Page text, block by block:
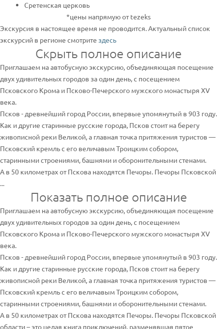
Сретенская церковь
*цены напрямую от tezeks
Экскурсия в настоящее время не проводится. Актуальный список
экскурсий в регионе смотрите здесь
Скрыть полное описание
Приглашаем на автобусную экскурсию, объединяющая посещение
двух удивительных городов за один день, с посещением
Псковского Крома и Псково-Печерского мужского монастыря XV
века.
Псков - древнейший город России, впервые упомянутый в 903 году.
Как и другие старинные русские города, Псков стоит на берегу
живописной реки Великой, а главная точка притяжения туристов —
Псковский кремль с его величавым Троицким собором,
старинными строениями, башнями и оборонительными стенами.
А в 50 километрах от Пскова находятся Печоры. Печоры Псковской
...
Показать полное описание
Приглашаем на автобусную экскурсию, объединяющая посещение
двух удивительных городов за один день, с посещением
Псковского Крома и Псково-Печерского мужского монастыря XV
века.
Псков - древнейший город России, впервые упомянутый в 903 году.
Как и другие старинные русские города, Псков стоит на берегу
живописной реки Великой, а главная точка притяжения туристов —
Псковский кремль с его величавым Троицким собором,
старинными строениями, башнями и оборонительными стенами.
А в 50 километрах от Пскова находятся Печоры. Печоры Псковской
области – это целая книга приключений, разменявшая пятое